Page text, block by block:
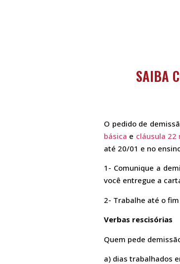
SAIBA
O pedido de
básica e cláusula 22
até 20/01 e no
1- Comunique a
você entregue a
2- Trabalhe até o
Verbas rescisórias
Quem pede
a) dias trabalhados